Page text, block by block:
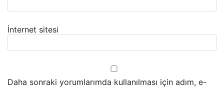
İnternet sitesi
Daha sonraki yorumlarımda kullanılması için adım, e-